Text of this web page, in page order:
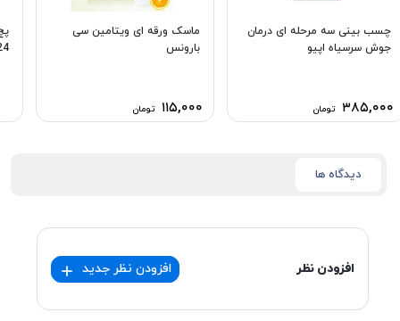
چسب بینی سه مرحله ای درمان
جوش سرسیاه اپیو
۳۸۵,۰۰۰ تومان
ماسک ورقه ای ویتامین سی
بارونس
۱۱۵,۰۰۰ تومان
24
دیدگاه ها
افزودن نظر افزودن نظر جدید